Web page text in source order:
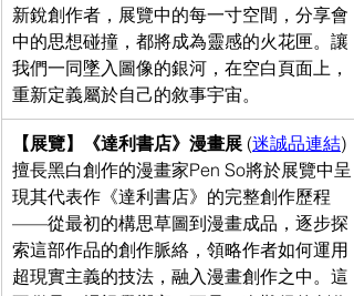
新銳創作者，展覽中的每一寸空間，分享會
中的思想碰撞，都將成為靈感的火花匣。讓
我們一同墜入圖像的銀河，在空白頁面上，
重新定義屬於自己的敘事宇宙。
【展覽】《達利書店》漫畫展 (迷誠品連結)
擅長黑白創作的漫畫家Pen So將於展覽中呈
現其代表作《達利書店》的完整創作歷程
——從最初的構思草圖到漫畫成品，逐步探
索這部作品的創作脈絡，領略作者如何運用
超現實主義的技法，融入漫畫創作之中。這